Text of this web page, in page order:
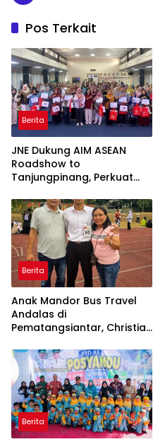
Pos Terkait
Berita
JNE Dukung AIM ASEAN
Roadshow to
Tanjungpinang, Perkuat
Pemanfaatan Teknologi AI
Berita
Anak Mandor Bus Travel
Andalas di
Pematangsiantar, Christian
AD 2026
Berita